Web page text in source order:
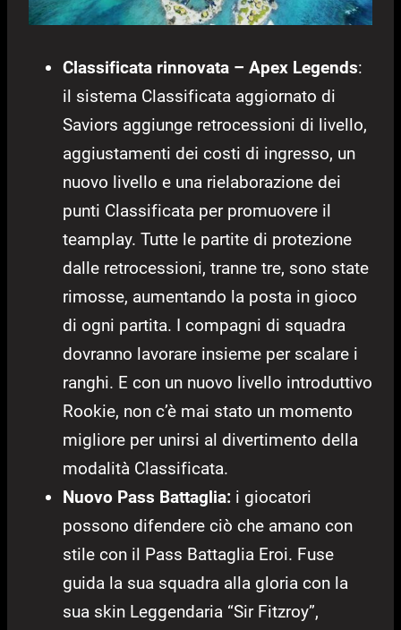
Classificata rinnovata – Apex Legends:
il sistema Classificata aggiornato di
Saviors aggiunge retrocessioni di livello,
aggiustamenti dei costi di ingresso, un
nuovo livello e una rielaborazione dei
punti Classificata per promuovere il
teamplay. Tutte le partite di protezione
dalle retrocessioni, tranne tre, sono state
rimosse, aumentando la posta in gioco
di ogni partita. I compagni di squadra
dovranno lavorare insieme per scalare i
ranghi. E con un nuovo livello introduttivo
Rookie, non c’è mai stato un momento
migliore per unirsi al divertimento della
modalità Classificata.
Nuovo Pass Battaglia: i giocatori
possono difendere ciò che amano con
stile con il Pass Battaglia Eroi. Fuse
guida la sua squadra alla gloria con la
sua skin Leggendaria “Sir Fitzroy”,